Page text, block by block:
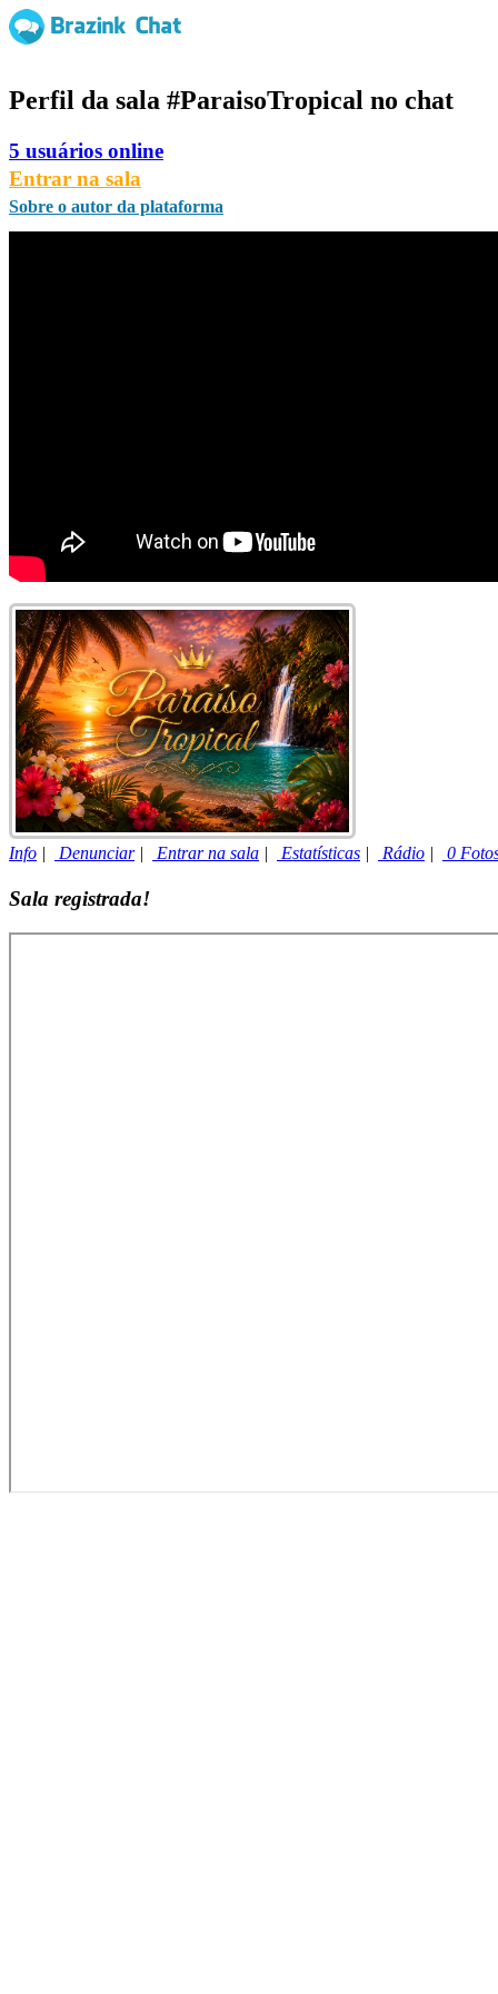
Perfil da sala #ParaisoTropical no chat
5 usuários online
Entrar na sala
Sobre o autor da plataforma
Info | Denunciar| Entrar na sala | Estatísticas | Rádio | 0
Sala registrada!